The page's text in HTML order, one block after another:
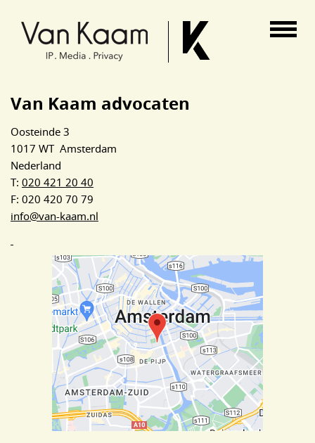
Van Kaam advocaten
Oosteinde 3
1017 WT Amsterdam
Nederland
T: 020 421 20 40
F: 020 420 70 79
info@van-kaam.nl